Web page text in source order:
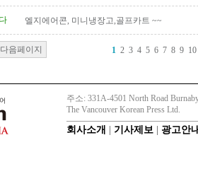
엘지에어콘, 미니냉장고,골프카트 ~~
다음페이지 1 2 3 4 5 6 7 8 9 10
주소: 331A-4501 North Road
The Vancouver Korean Press Ltd.
회사소개 기사제보 광고안